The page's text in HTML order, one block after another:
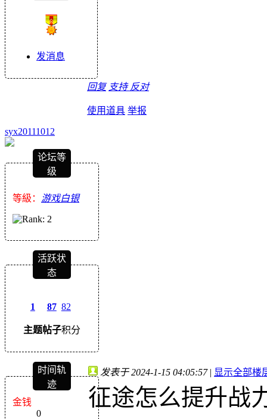
发消息
回复 支持 反对
使用道具 举报
syx20111012
论坛等
级
等級： 游戏白银
活跃状
态
1
主题
87
帖子
82
积分
时间轨
迹
金钱
0
发表于 2024-1-15 04:05:57 | 显示全部楼
征途怎么提升战